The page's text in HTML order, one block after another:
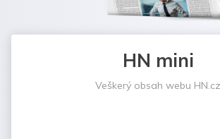
HN mini
Veškerý obsah webu HN.cz